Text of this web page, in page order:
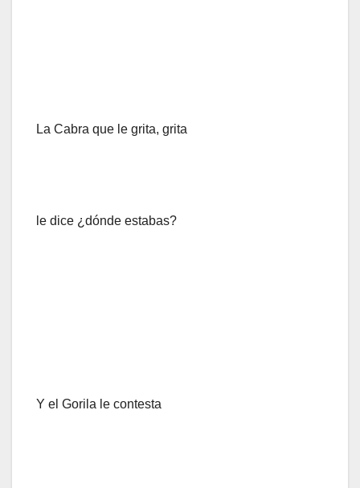
La Cabra que le grita, grita
le dice ¿dónde estabas?
Y el Gorila le contesta